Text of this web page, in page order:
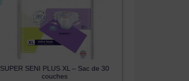
SUPER SENI PLUS XL – Sac de 30
couches